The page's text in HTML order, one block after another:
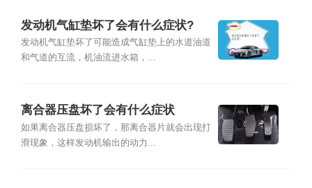
发动机气缸垫坏了会有什么症状?
发动机气缸垫坏了可能造成气缸垫上的水道油道
和气道的互流，机油流进水箱，...
离合器压盘坏了会有什么症状
如果离合器压盘损坏了，那离合器片就会出现打
滑现象，这样发动机输出的动力...